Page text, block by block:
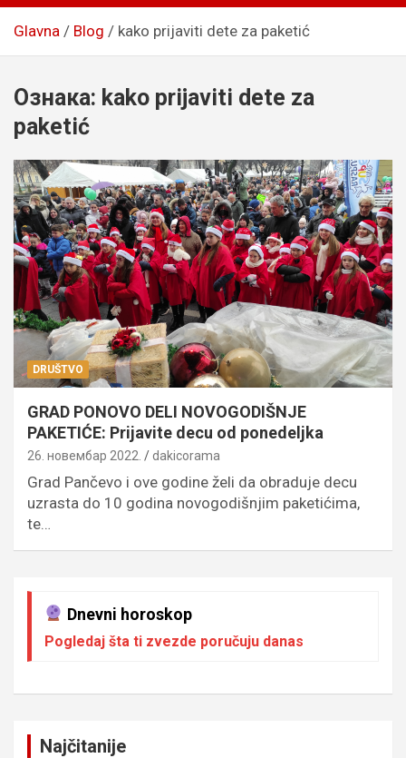
Glavna Blog kako prijaviti dete za paketić
Ознака: kako prijaviti dete za
paketić
DRUŠTVO
GRAD PONOVO DELI NOVOGODIŠNJE
PAKETIĆE: Prijavite decu od ponedeljka
26. новембар 2022. dakicorama
Grad Pančevo i ove godine želi da obraduje decu
uzrasta do 10 godina novogodišnjim paketićima,
te…
Dnevni horoskop
Pogledaj šta ti zvezde poručuju danas
Najčitanije